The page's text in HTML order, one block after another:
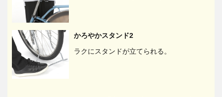
かろやかスタンド2
ラクにスタンドが立てられる。